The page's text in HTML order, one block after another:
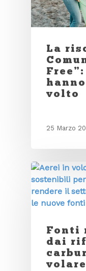
La
volto
25 Marzo
Fonti
dai
volare